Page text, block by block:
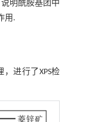
说明酰胺基团中
用.
进行了XPS检